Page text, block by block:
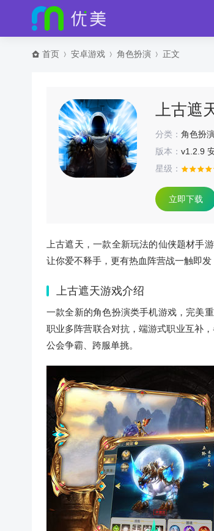
首页 安卓游戏 角色扮演 正文
上古遮
分类： 角色扮
版本： v1.2.9
星级：
立即下载
上古遮天，一款全新玩法的仙侠题材手
让你爱不释手，更有热血阵营战一触即发
上古遮天游戏介绍
一款全新的角色扮演类手机游戏，完美
职业多阵营联合对抗，端游式职业互补
公会争霸、跨服单挑。